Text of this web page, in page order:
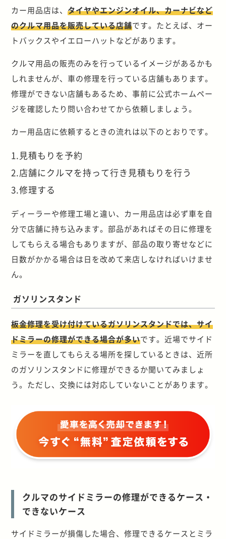
カー用品店は、タイヤやエンジンオイル、カーナビなど
のクルマ用品を販売している店舗です。たとえば、オー
トバックスやイエローハットなどがあります。
クルマ用品の販売のみを行っているイメージがあるかも
しれませんが、車の修理を行っている店舗もあります。
修理ができない店舗もあるため、事前に公式ホームペー
ジを確認したり問い合わせてから依頼しましょう。
カー用品店に依頼するときの流れは以下のとおりです。
1.見積もりを予約
2.店舗にクルマを持って行き見積もりを行う
3.修理する
ディーラーや修理工場と違い、カー用品店は必ず車を自
分で店舗に持ち込みます。部品があればその日に修理を
してもらえる場合もありますが、部品の取り寄せなどに
日数がかかる場合は日を改めて来店しなければいけませ
ん。
ガソリンスタンド
板金修理を受け付けているガソリンスタンドでは、サイ
ドミラーの修理ができる場合が多いです。近場でサイド
ミラーを直してもらえる場所を探しているときは、近所
のガソリンスタンドに修理ができるか聞いてみましょ
う。ただし、交換には対応していないことがあります。
クルマのサイドミラーの修理ができるケース・
できないケース
サイドミラーが損傷した場合、修理できるケースとミラ